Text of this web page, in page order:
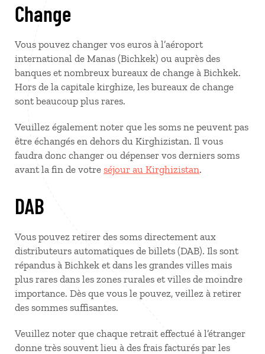
Change
Vous pouvez changer vos euros à l’aéroport
international de Manas (Bichkek) ou auprès des
banques et nombreux bureaux de change à Bichkek.
Hors de la capitale kirghize, les bureaux de change
sont beaucoup plus rares.
Veuillez également noter que les soms ne peuvent pas
être échangés en dehors du Kirghizistan. Il vous
faudra donc changer ou dépenser vos derniers soms
avant la fin de votre séjour au Kirghizistan.
DAB
Vous pouvez retirer des soms directement aux
distributeurs automatiques de billets (DAB). Ils sont
répandus à Bichkek et dans les grandes villes mais
plus rares dans les zones rurales et villes de moindre
importance. Dès que vous le pouvez, veillez à retirer
des sommes suffisantes.
Veuillez noter que chaque retrait effectué à l’étranger
donne très souvent lieu à des frais facturés par les